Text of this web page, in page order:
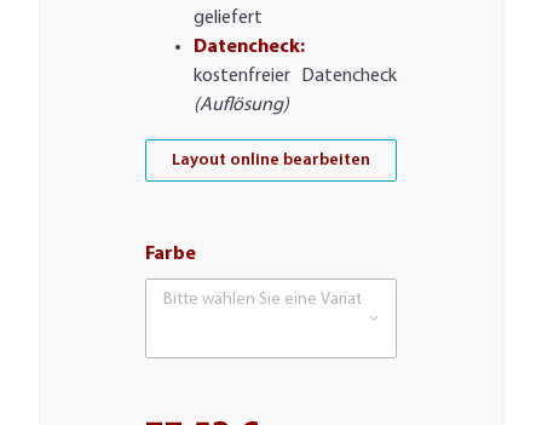
geliefert
Datencheck:
kostenfreier Datencheck
(Auflösung)
Layout online bearbeiten
Farbe
Bitte wählen Sie eine Variation.